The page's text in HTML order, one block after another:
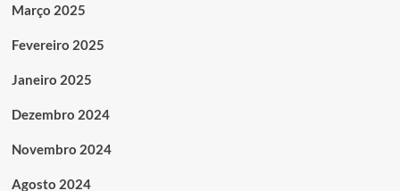
Março 2025
Fevereiro 2025
Janeiro 2025
Dezembro 2024
Novembro 2024
Agosto 2024